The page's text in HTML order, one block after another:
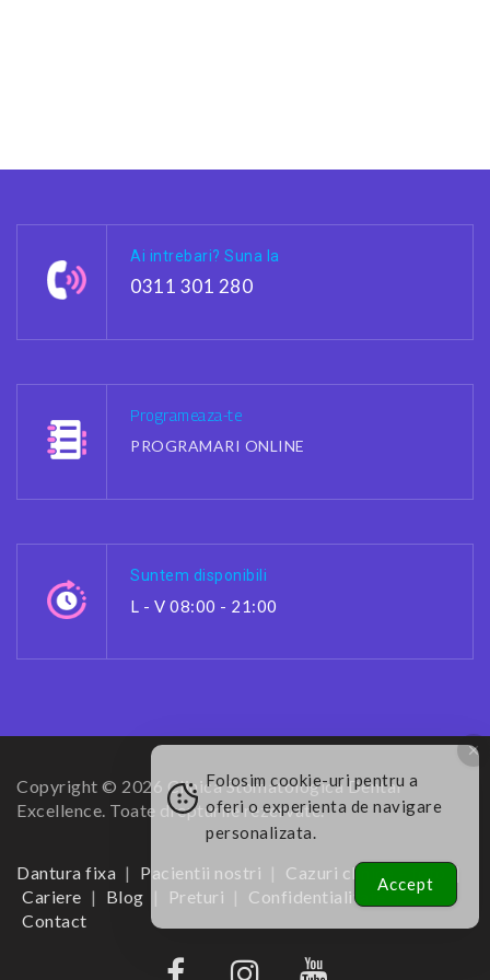
Ai intrebari? Suna la
0311 301 280
Programeaza-te
PROGRAMARI ONLINE
Suntem disponibili
L - V 08:00 - 21:00
Copyright © 2026 Clinica Stomatologica Dental
Excellence. Toate drepturile rezervate.
Dantura fixa Pacientii nostri
Cazuri clinice – foto
Cariere
Blog Preturi
Confidentialitate
Contact
Folosim cookie-uri pentru a
oferi o experienta de navigare
personalizata.
Accept